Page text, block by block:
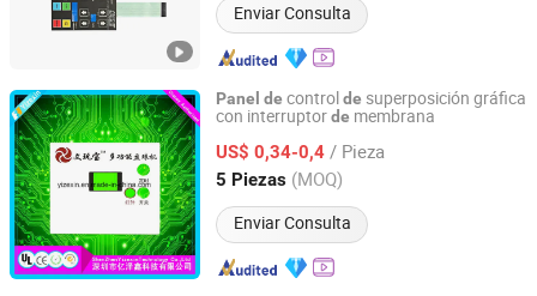
Enviar Consulta
Panel de controlde superposición gráfica
con interruptorde membrana
US$ 0,34-0,4 / Pieza
5 Piezas (MOQ)
Enviar Consulta
Shenzhen Yizexin Technology Co., Ltd.
Guangdong, China Desde 2017